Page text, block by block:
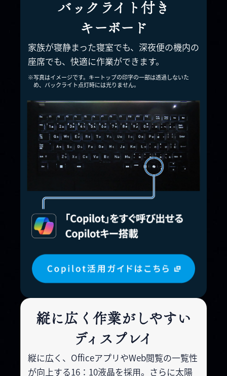
バックライト付き
キーボード
家族が寝静まった寝室でも、深夜便の機内の
座席でも、快適に作業ができます。
※写真はイメージです。キートップの印字の一部は透過しないた
め、バックライト点灯時には光りません。
縦に広く作業がしやすい
ディスプレイ
縦に広く、OfficeアプリやWeb閲覧の一覧性
が向上する16：10液晶を採用。 さらに太陽